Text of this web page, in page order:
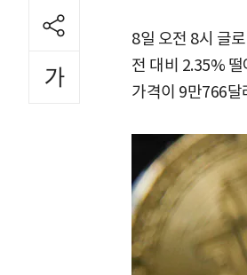
8일 오전 8시 글
전 대비 2.35%
가격이 9만766달